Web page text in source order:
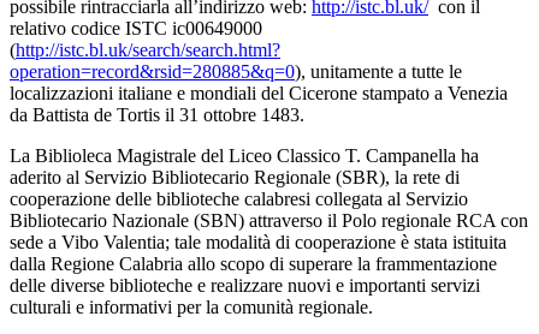
possibile rintracciarla all’indirizzo web: http://istc.bl.uk/con il
relativo codice ISTC ic00649000
(http://istc.bl.uk/search/search.html?
operation=record&rsid=280885&q=0), unitamente a tutte le
localizzazioni italiane e mondiali del Cicerone stampato a Venezia
da Battista de Tortis il 31 ottobre 1483.
La Biblioleca Magistrale del Liceo Classico T. Campanella ha
aderito al Servizio Bibliotecario Regionale (SBR), la rete di
cooperazione delle biblioteche calabresi collegata al Servizio
Bibliotecario Nazionale (SBN) attraverso il Polo regionale RCA con
sede a Vibo Valentia; tale modalità di cooperazione è stata istituita
dalla Regione Calabria allo scopo di superare la frammentazione
delle diverse biblioteche e realizzare nuovi e importanti servizi
culturali e informativi per la comunità regionale.